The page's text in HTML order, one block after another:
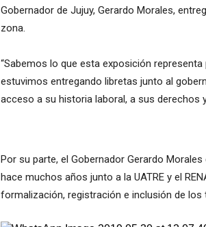
Gobernador de Jujuy, Gerardo Morales,
zona.
“Sabemos lo que esta exposición
estuvimos entregando libretas junto al
acceso a su historia laboral, a sus derechos
Por su parte, el Gobernador Gerardo
hace muchos años junto a la UATRE y el
formalización, registración e inclusión de los